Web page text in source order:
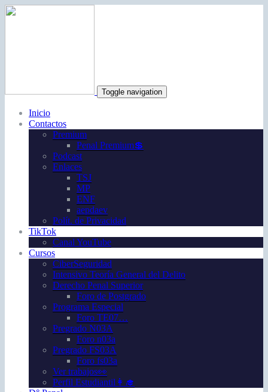
Toggle navigation
Inicio
Contactos
Premium
Penal Premium💲
Podcast
Enlaces
TSJ
MP
ENF
aepdaev
Polít. de Privacidad
TikTok
Canal YouTube
Cursos
CiberSeguridad
Intensivo Teoría General del Delito
Derecho Penal Superior
Foro de Postgrado
Programa Especial
Foro TE07…
Pregrado N03A
Foro n03a
Pregrado FS03A
Foro fs03a
Ver trabajos👀
Perfil Estudiantil👩‍🎓